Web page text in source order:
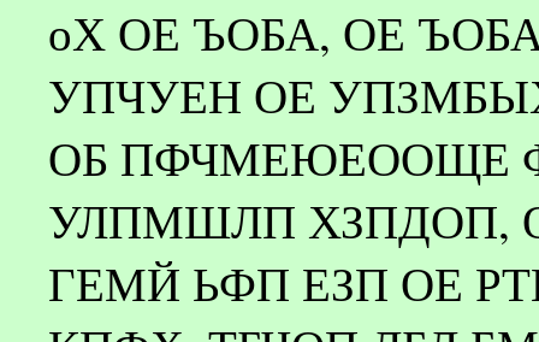
оХ ОЕ ЪОБА, ОЕ
УПЧУЕН ОЕ
ОБ ПФЧМЕЮЕООЩЕ
УЛПМШЛП ХЗПДОП,
ГЕМЙ ЬФП ЕЗП ОЕ